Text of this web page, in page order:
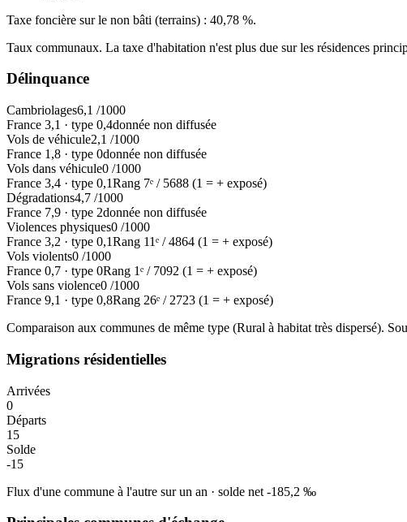
Taxe foncière sur le non bâti (terrains) : 40,78 %.
Taux communaux. La taxe d'habitation n'est plus due sur les résidences
Délinquance
Cambriolages6,1 /1000
France 3,1 · type 0,4donnée non diffusée
Vols de véhicule2,1 /1000
France 1,8 · type 0donnée non diffusée
Vols dans véhicule0 /1000
France 3,4 · type 0,1Rang 7ᵉ / 5688 (1 = + exposé)
Dégradations4,7 /1000
France 7,9 · type 2donnée non diffusée
Violences physiques0 /1000
France 3,2 · type 0,1Rang 11ᵉ /4864 (1 = + exposé)
Vols violents0 /1000
France 0,7 · type 0Rang 1ᵉ / 7092 (1 = + exposé)
Vols sans violence0 /1000
France 9,1 · type 0,8Rang 26ᵉ / 2723 (1 = + exposé)
Comparaison aux communes de même type (Rural à habitat très dispersé).
Migrations résidentielles
Arrivées
0
Départs
15
Solde
-15
Flux d'une commune à l'autre sur un an · solde net -185,2 ‰